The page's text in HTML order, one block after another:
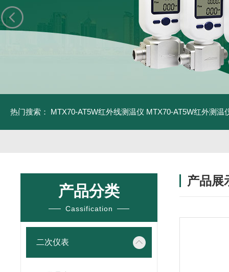
热门搜索： MTX70-AT5W红外线测温仪 MTX70-AT5W红外测温
产品分类
Cassification
二次仪表
产品展